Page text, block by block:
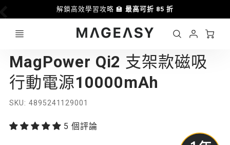
解鎖高效學習攻略 🏫 最高可折 85 折
Login
MAGEASY
MagPower Qi2 支架款磁吸
行動電源10000mAh
SKU 4895241129001
5 個評論
優惠